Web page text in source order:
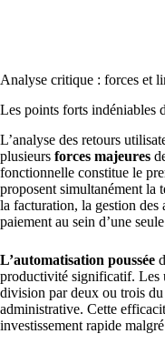
Analyse critique : forces et
Les points forts indéniables
L’analyse des retours
plusieurs forces majeures
fonctionnelle constitue le
proposent simultanément la
la facturation, la gestion des
paiement au sein d’une
L’automatisation poussée
productivité significatif. Les
division par deux ou trois
administrative. Cette
investissement rapide